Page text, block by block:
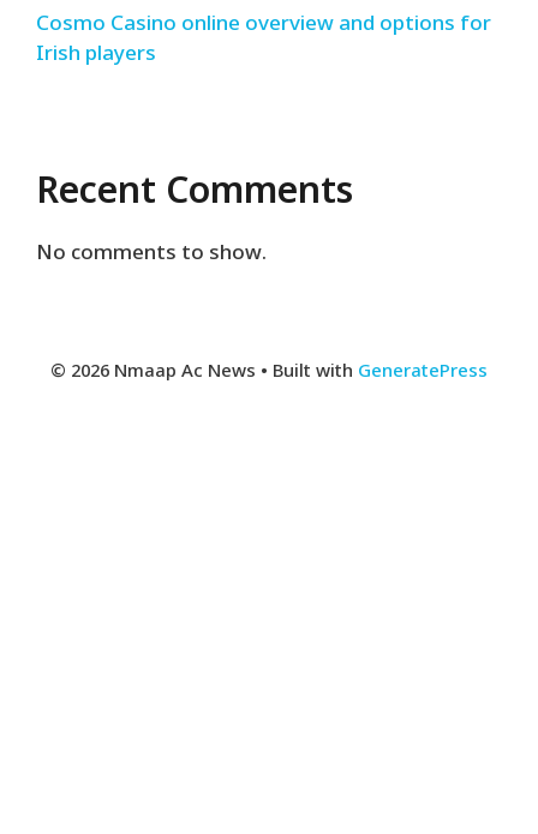
Cosmo Casino online overview and options for
Irish players
Recent Comments
No comments to show.
© 2026 Nmaap Ac News • Built with GeneratePress